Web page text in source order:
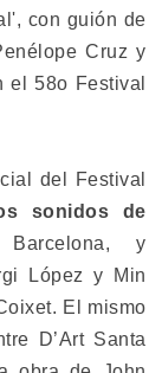
con guión de
Cruz y
el 58o Festival
del Festival
sonidos de
y
López y Min
El mismo
D’Art Santa